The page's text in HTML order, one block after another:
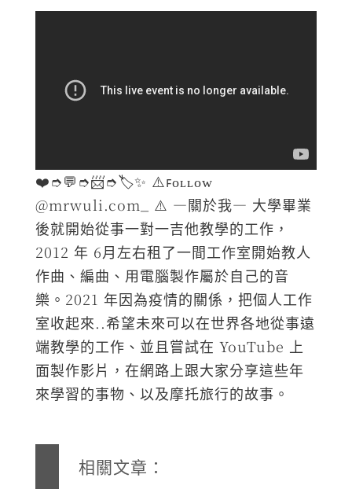
❤️➮💬➮📨➮🏷️✨ ⚠️ꜰᴏʟʟᴏᴡ
@mrwuli.com_ ⚠️ —關於我— 大學畢業
後就開始從事一對一吉他教學的工作，
2012 年 6月左右租了一間工作室開始教人
作曲、編曲、用電腦製作屬於自己的音
樂。2021 年因為疫情的關係，把個人工作
室收起來..希望未來可以在世界各地從事遠
端教學的工作、並且嘗試在 YouTube 上
面製作影片，在網路上跟大家分享這些年
來學習的事物、以及摩托旅行的故事。
相關文章：